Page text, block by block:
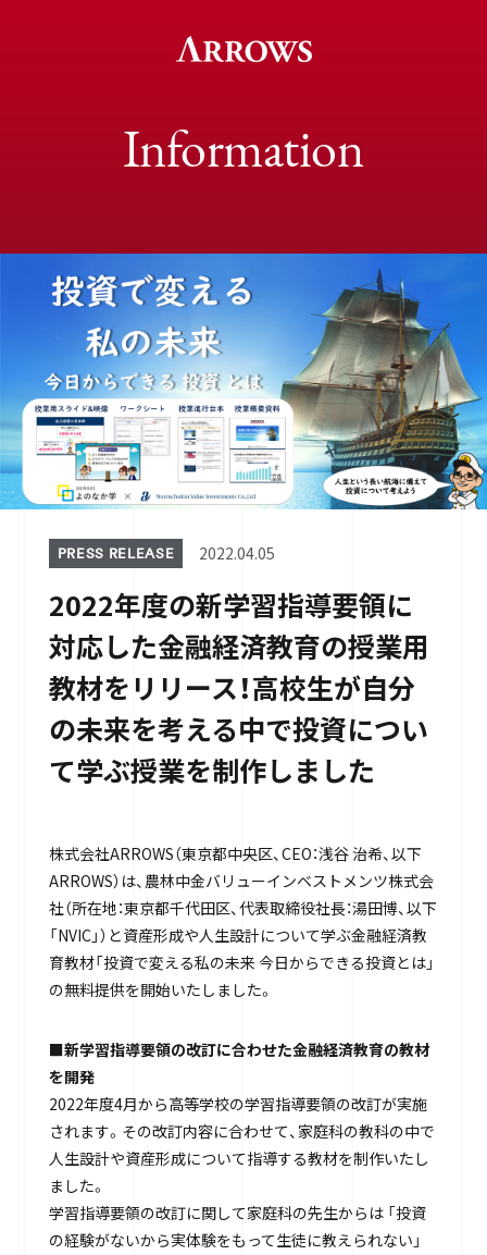
Information
PRESS RELEASE 2022.04.05
2022年度の新学習指導要領に
対応した金融経済教育の授業用
教材をリリース！高校生が自分
の未来を考える中で投資につい
て学ぶ授業を制作しました
株式会社ARROWS（東京都中央区、CEO：浅谷 治希、以下
ARROWS）は、農林中金バリューインベストメンツ株式会
社（所在地：東京都千代田区、代表取締役社長：湯田博、以下
「NVIC」）と資産形成や人生設計について学ぶ金融経済教
育教材「投資で変える私の未来 今日からできる投資とは」
の無料提供を開始いたしました。
■新学習指導要領の改訂に合わせた金融経済教育の教材
を開発
2022年度4月から高等学校の学習指導要領の改訂が実施
されます。その改訂内容に合わせて、家庭科の教科の中で
人生設計や資産形成について指導する教材を制作いたし
ました。
学習指導要領の改訂に関して家庭科の先生からは 「投資
の経験がないから実体験をもって生徒に教えられない」